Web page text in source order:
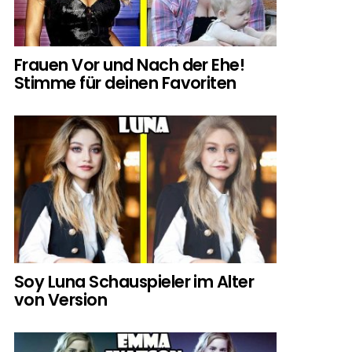
Frauen Vor und Nach der Ehe!
Stimme für deinen Favoriten
Soy Luna Schauspieler im Alter
von Version